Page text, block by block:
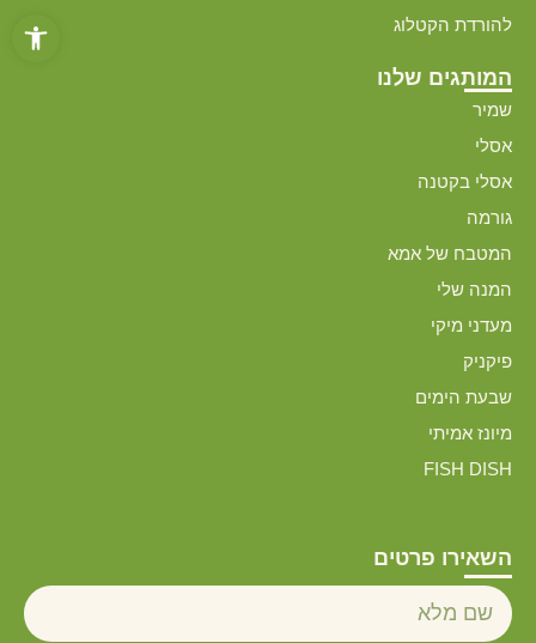
פתח
השאירו פרטים
להורדת הקטלוג
המותגים שלנו
שמיר
אסלי
אסלי בקטנה
גורמה
המטבח של אמא
המנה שלי
מעדני מיקי
פיקניק
שבעת הימים
מיונז אמיתי
FISH DISH